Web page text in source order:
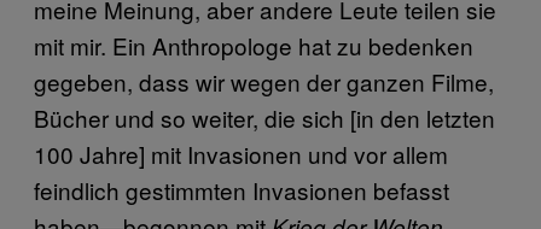
meine Meinung, aber andere Leute teilen sie
mit mir. Ein Anthropologe hat zu bedenken
gegeben, dass wir wegen der ganzen Filme,
Bücher und so weiter, die sich [in den letzten
100 Jahre] mit Invasionen und vor allem
feindlich gestimmten Invasionen befasst